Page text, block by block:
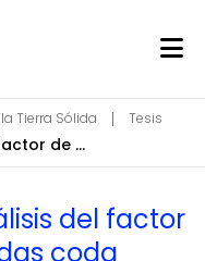
Tierra Sólida Tesis
Determinación y análisis del factor de calidad de las ondas coda (Qc), en el borde suroccidental del Perú
del factor
coda